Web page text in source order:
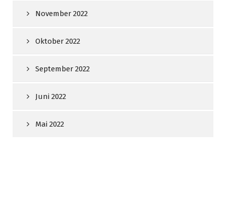
November 2022
Oktober 2022
September 2022
Juni 2022
Mai 2022